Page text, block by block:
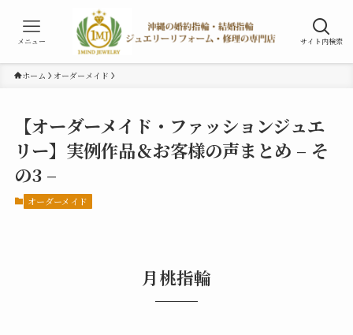
サイト内検索
メニュー
ホーム オーダーメイド
【オーダーメイド・ファッションジュエ
リー】実例作品＆お客様の声まとめ – そ
の3 –
オーダーメイド
月桃指輪